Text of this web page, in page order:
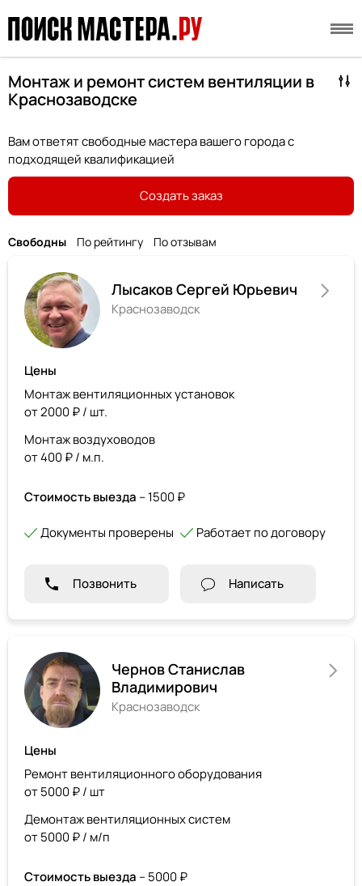
Монтаж и ремонт систем вентиляции в
Краснозаводске
Вам ответят свободные мастера вашего города с
подходящей квалификацией
Создать заказ
Свободны По рейтингу По отзывам
Лысаков Сергей Юрьевич
Краснозаводск
Цены
Монтаж вентиляционных установок
от 2000 ₽ / шт.
Монтаж воздуховодов
от 400 ₽ / м.п.
Стоимость выезда – 1500 ₽
Документы проверены Работает по договору
Позвонить Написать
Чернов Станислав
Владимирович
Краснозаводск
Цены
Ремонт вентиляционного оборудования
от 5000 ₽ / шт
Демонтаж вентиляционных систем
от 5000 ₽ / м/п
Стоимость выезда – 5000 ₽